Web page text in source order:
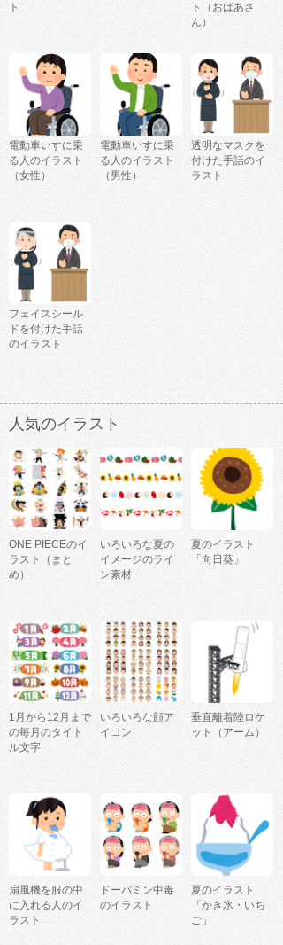
ト
ト（おばあさ
ん）
電動車いすに乗
る人のイラスト
（女性）
電動車いすに乗
る人のイラスト
（男性）
透明なマスクを
付けた手話のイ
ラスト
フェイスシール
ドを付けた手話
のイラスト
人気のイラスト
ONE PIECEのイ
ラスト（まと
め）
いろいろな夏の
イメージのライ
ン素材
夏のイラスト
「向日葵」
1月から12月まで
の毎月のタイト
ル文字
いろいろな顔ア
イコン
垂直離着陸ロケ
ット（アーム）
扇風機を服の中
に入れる人のイ
ラスト
ドーパミン中毒
のイラスト
夏のイラスト
「かき氷・いち
ご」